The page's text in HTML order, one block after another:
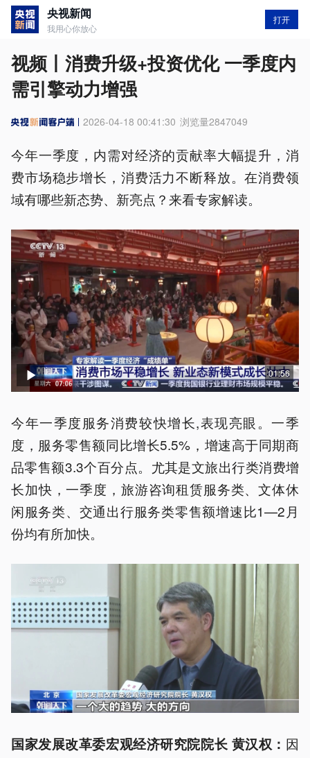
央视新闻
我用心你放心
打开
视频丨消费升级+投资优化 一季度内
需引擎动力增强
2026-04-18 00:41:30 浏览量2847049
今年一季度，内需对经济的贡献率大幅提升，消
费市场稳步增长，消费活力不断释放。在消费领
域有哪些新态势、新亮点？来看专家解读。
01:56
今年一季度服务消费较快增长,表现亮眼。一季
度，服务零售额同比增长5.5%，增速高于同期商
品零售额3.3个百分点。尤其是文旅出行类消费增
长加快，一季度，旅游咨询租赁服务类、文体休
闲服务类、交通出行服务类零售额增速比1—2月
份均有所加快。
国家发展改革委宏观经济研究院院长 黄汉权： 因